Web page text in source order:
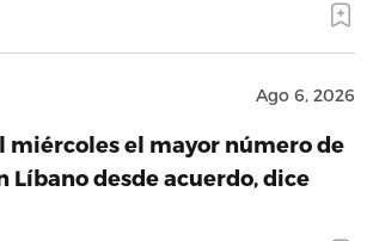
Ago 6, 2026
miércoles el mayor número de
Líbano desde acuerdo, dice